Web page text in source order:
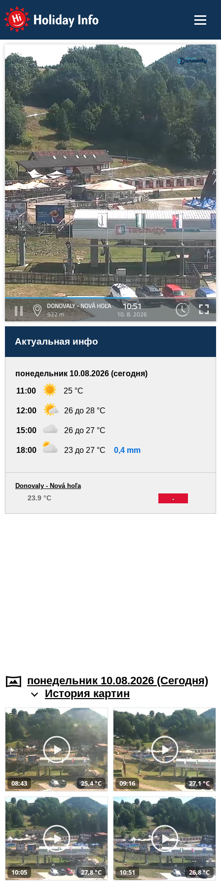
Holiday Info
DONOVALY - NOVÁ HOĽA
922 m
10:51
10. 8. 2026
Актуальная инфо
понедельник 10.08.2026 (сегодня)
11:00 25 °C
12:00 26 до 28 °C
15:00 26 до 27 °C
18:00 23 до 27 °C 0,4 mm
-
Donovaly - Nová hoľa
23.9 °C
понедельник 10.08.2026 (Cегодня)
История картин
08:43 25,4 °C 09:16 27,1 °C
10:05 27,8 °C 10:51 26,8 °C